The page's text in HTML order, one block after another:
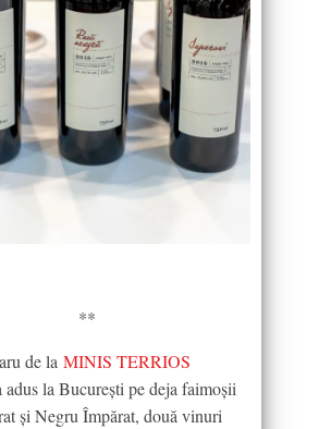
**
de la MINIS TERRIOS
adus la București pe deja faimoșii
și Negru Împărat, două vinuri